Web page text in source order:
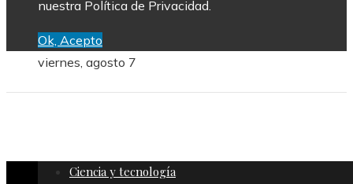
nuestra Política de Privacidad.
Ok, Acepto
viernes, agosto 7
Ciencia y tecnología